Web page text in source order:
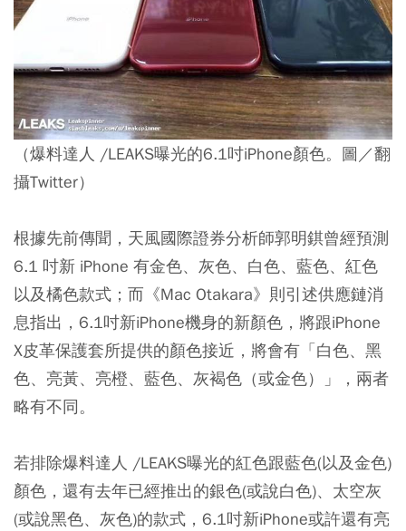
（爆料達人 /LEAKS曝光的6.1吋iPhone顏色。圖／翻
攝Twitter）
根據先前傳聞，天風國際證券分析師郭明錤曾經預測
6.1 吋新 iPhone 有金色、灰色、白色、藍色、紅色
以及橘色款式；而《Mac Otakara》則引述供應鏈消
息指出，6.1吋新iPhone機身的新顏色，將跟iPhone
X皮革保護套所提供的顏色接近，將會有「白色、黑
色、亮黃、亮橙、藍色、灰褐色（或金色）」，兩者
略有不同。
若排除爆料達人 /LEAKS曝光的紅色跟藍色(以及金色)
顏色，還有去年已經推出的銀色(或說白色)、太空灰
(或說黑色、灰色)的款式，6.1吋新iPhone或許還有亮